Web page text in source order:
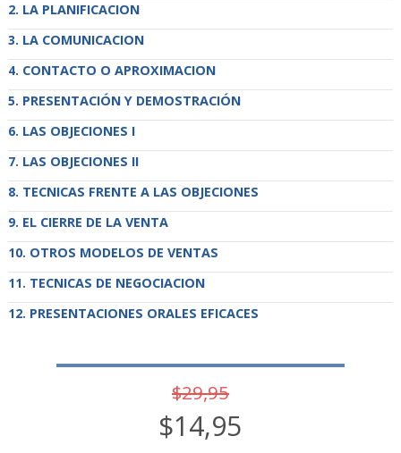
LA PLANIFICACION
LA COMUNICACION
CONTACTO O APROXIMACION
PRESENTACIÓN Y DEMOSTRACIÓN
LAS OBJECIONES I
LAS OBJECIONES II
TECNICAS FRENTE A LAS OBJECIONES
EL CIERRE DE LA VENTA
OTROS MODELOS DE VENTAS
TECNICAS DE NEGOCIACION
PRESENTACIONES ORALES EFICACES
$29,95
$14,95